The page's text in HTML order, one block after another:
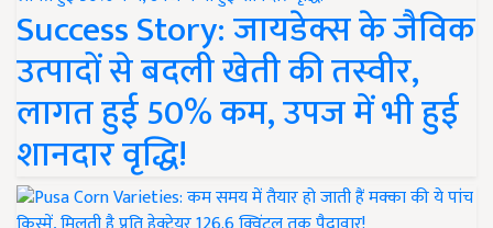
Success Story: जायडेक्स के जैविक
उत्पादों से बदली खेती की तस्वीर,
लागत हुई 50% कम, उपज में भी हुई
शानदार वृद्धि!